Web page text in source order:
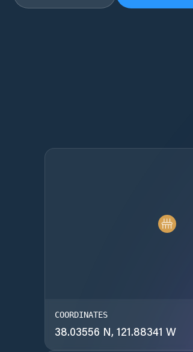
COORDINATES
38.03556 N, 121.88341 W